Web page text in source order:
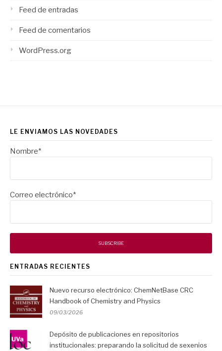
Feed de entradas
Feed de comentarios
WordPress.org
LE ENVIAMOS LAS NOVEDADES
Nombre*
Correo electrónico*
ENTRADAS RECIENTES
Nuevo recurso electrónico: ChemNetBase CRC
Handbook of Chemistry and Physics
09/03/2026
Depósito de publicaciones en repositorios
institucionales: preparando la solicitud de sexenios